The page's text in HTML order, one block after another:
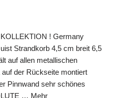
! Germany
Strandkorb 4,5 cm breit 6,5
auf allen metallischen
der Rückseite montiert
Pinnwand sehr schönes
… Mehr